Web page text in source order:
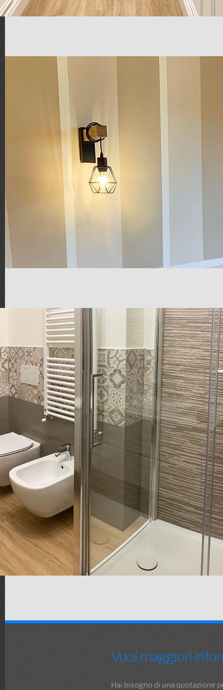
Vuoi maggiori
Hai bisogno di una quotazione